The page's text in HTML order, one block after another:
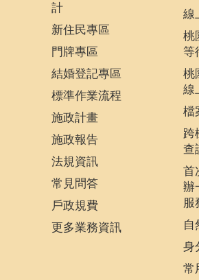
計
新住民專區
門牌專區
結婚登記專區
標準作業流程
施政計畫
施政報告
法規資訊
常見問答
戶政規費
更多業務資訊
線
桃
等
桃
線
檔
跨
查
首
辦
服
自
身
常